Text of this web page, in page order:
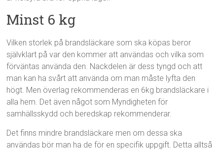
Minst 6 kg
Vilken storlek på brandsläckare som ska köpas beror
självklart på var den kommer att användas och vilka som
förväntas använda den. Nackdelen är dess tyngd och att
man kan ha svårt att använda om man måste lyfta den
högt. Men överlag rekommenderas en 6kg brandsläckare i
alla hem. Det även något som Myndigheten för
samhällsskydd och beredskap rekommenderar.
Det finns mindre brandsläckare men om dessa ska
användas bör man ha de för en specifik uppgift. Detta alltså